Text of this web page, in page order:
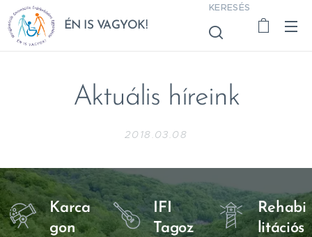
ÉN IS VAGYOK!
KERESÉS
Aktuális híreink
2018.03.08
Karca
gon
IFI
Tagoz
Rehabi
litációs